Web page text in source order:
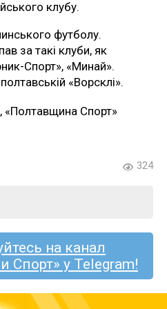
клубу.
футболу.
за такі клуби, як
Спорт», «Минай».
«Ворсклі».
, «Полтавщина Спорт»
324
на канал
Спорт» у Telegram!